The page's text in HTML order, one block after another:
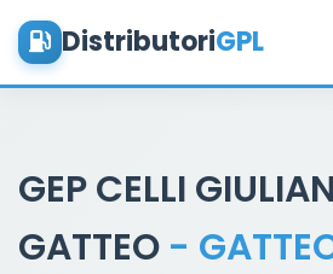
DistributoriGPL
GEP CELLI
GATTEO -